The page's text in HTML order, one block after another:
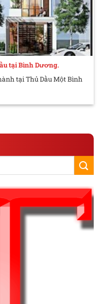
tại Bình Dương.
tại Thủ Dầu Một Bình